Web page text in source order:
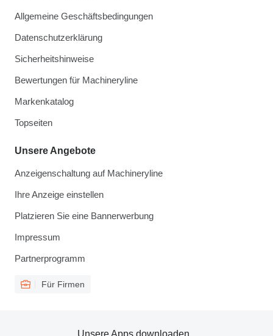
Allgemeine Geschäftsbedingungen
Datenschutzerklärung
Sicherheitshinweise
Bewertungen für Machineryline
Markenkatalog
Topseiten
Unsere Angebote
Anzeigenschaltung auf Machineryline
Ihre Anzeige einstellen
Platzieren Sie eine Bannerwerbung
Impressum
Partnerprogramm
Für Firmen